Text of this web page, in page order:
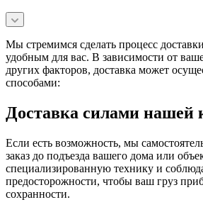
Мы стремимся сделать процесс
удобным для вас. В зависимости от
других факторов, доставка может
способами:
Доставка силами нашей
Если есть возможность, мы
заказ до подъезда вашего дома или
специализированную технику и
предосторожности, чтобы ваш груз
сохранности.